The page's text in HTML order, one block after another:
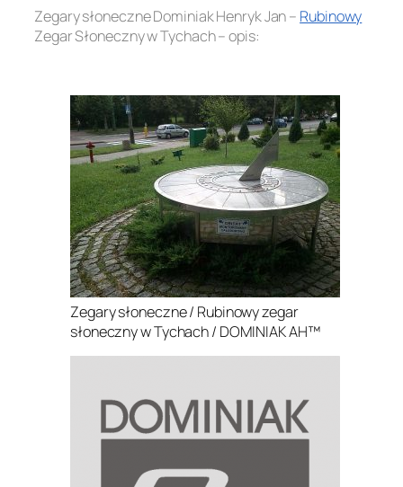
Zegary słoneczne Dominiak Henryk Jan – Rubinowy
Zegar Słoneczny w Tychach – opis:
Zegary słoneczne / Rubinowy zegar
słoneczny w Tychach / DOMINIAK AH™